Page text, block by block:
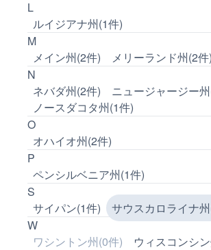
L
ルイジアナ州(1件)
M
メイン州(2件)
メリーランド州(2件)
N
ネバダ州(2件)
ニュージャージー
ノースダコタ州(1件)
O
オハイオ州(2件)
P
ペンシルベニア州(1件)
S
サイパン(1件)
サウスカロライナ
W
ワシントン州(0件)
ウィスコンシ